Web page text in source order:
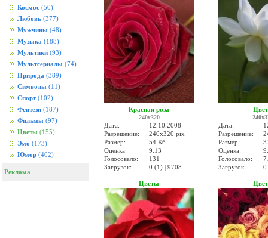
Космос (50)
Любовь (377)
Мужчины (48)
Музыка (188)
Мультики (93)
Мультсериалы (74)
Природа (389)
Символы (11)
Спорт (102)
Фентези (187)
Фильмы (97)
Цветы (155)
Эмо (173)
Юмор (402)
Реклама
Красная роза
240x320
Дата:
12.10.2008
Разрешение:
240x320 pix
Размер:
54 Кб
Оценка:
9.13
Голосовало:
131
Загрузок:
0 (1) | 9708
Дата:
Разрешение:
Размер:
Оценка:
Голосовало:
Загрузок:
0
Цветы